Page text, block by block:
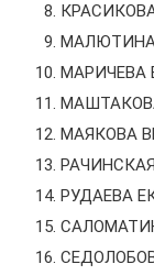
МАЛЮТИНА
МАРИЧЕВА
МАЯКОВА
РУДАЕВА